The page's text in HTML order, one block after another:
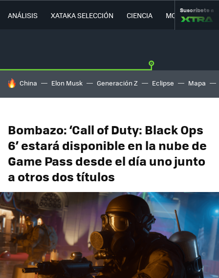
ANÁLISIS XATAKA SELECCIÓN CIENCIA MOVILIDAD
Suscríbete a
HOY SE HABLA DE
China Elon Musk Generación Z Eclipse Mapa
Bombazo: ‘Call of Duty: Black Ops
6’ estará disponible en la nube de
Game Pass desde el día uno junto
a otros dos títulos